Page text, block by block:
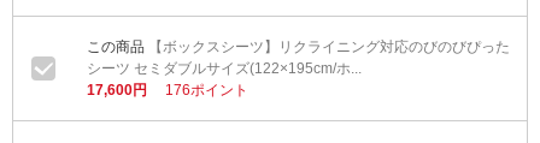
【ボックスシーツ】リクライニング対応のびのびぴった
シーツ セミダブルサイズ(122×195cm/ホ...
17,600円
176ポイント